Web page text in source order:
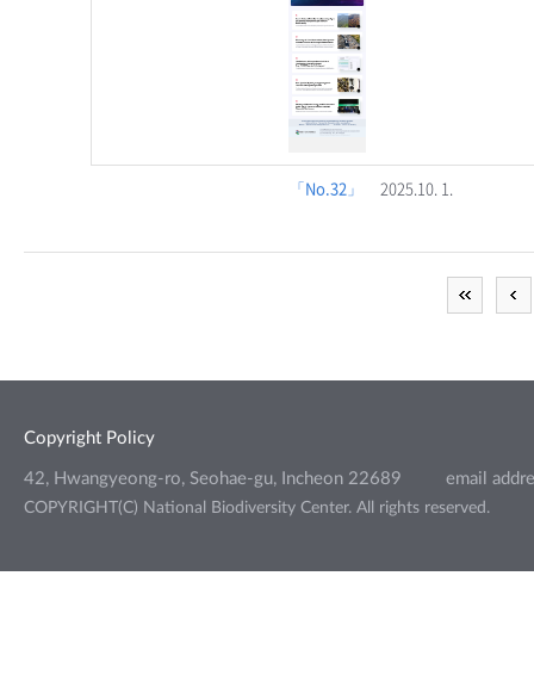
「No.32」 2025.10. 1.
Copyright Policy
42, Hwangyeong-ro, Seohae-gu, Incheon 22689 email
COPYRIGHT(C) National Biodiversity Center. All rights reserved.